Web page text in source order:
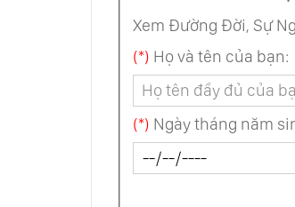
Xem Đường Đời, Sự
(*) Họ và tên của bạn:
(*) Ngày tháng năm